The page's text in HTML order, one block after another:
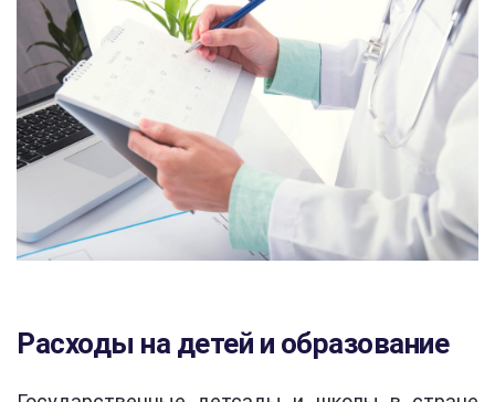
Расходы на детей и образование